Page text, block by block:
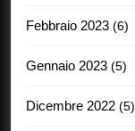
Febbraio 2023 (6)
Gennaio 2023 (5)
Dicembre 2022 (5)